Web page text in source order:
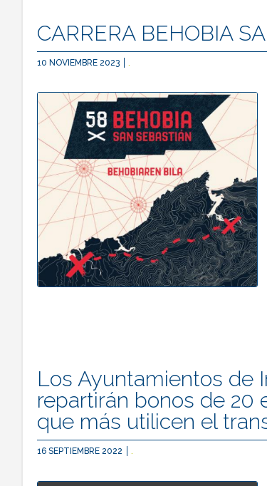
CARRERA BEHOBIA
10 NOVIEMBRE 2023 .
Los Ayuntamientos de
repartirán bonos de 20
que más utilicen el
16 SEPTIEMBRE 2022